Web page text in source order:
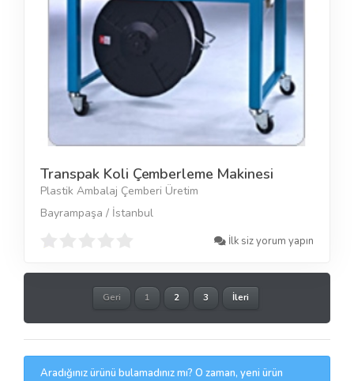
Transpak Koli Çemberleme Makinesi
Plastik Ambalaj Çemberi Üretim
Bayrampaşa / İstanbul
İlk siz yorum yapın
Geri 1 2 3 İleri
Aradığınız ürünü bulamadınız mı? O zaman, yeni ürün